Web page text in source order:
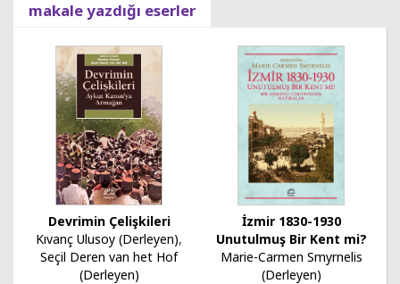
makale yazdığı eserler
Devrimin Çelişkileri
Kıvanç Ulusoy (Derleyen),
Seçil Deren van het Hof
(Derleyen)
İzmir 1830-1930
Unutulmuş Bir Kent mi?
Marie-Carmen Smyrnelis
(Derleyen)